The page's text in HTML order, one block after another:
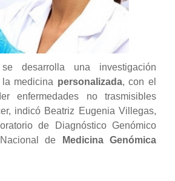
desarrolla una investigación
medicina personalizada, con el
enfermedades no trasmisibles
indicó Beatriz Eugenia Villegas,
de Diagnóstico Genómico
de
Medicina
Genómica